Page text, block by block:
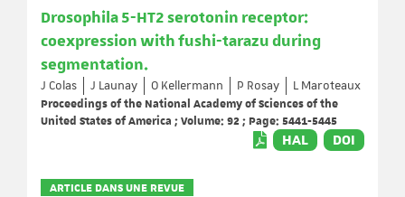
Drosophila 5-HT2 serotonin receptor:
coexpression with fushi-tarazu during
segmentation.
J Colas J Launay O Kellermann P Rosay
L Maroteaux
Proceedings of the National Academy of Sciences of the
United States of America ; Volume: 92 ; Page: 5441-5445
HAL DOI
ARTICLE DANS UNE REVUE